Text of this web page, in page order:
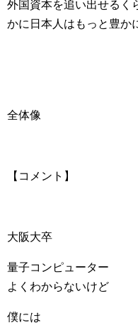
外国資本を追い出せるく
かに日本人はもっと豊か
全体像
【コメント】
大阪大卒
量子コンピューター
よくわからないけど
僕には